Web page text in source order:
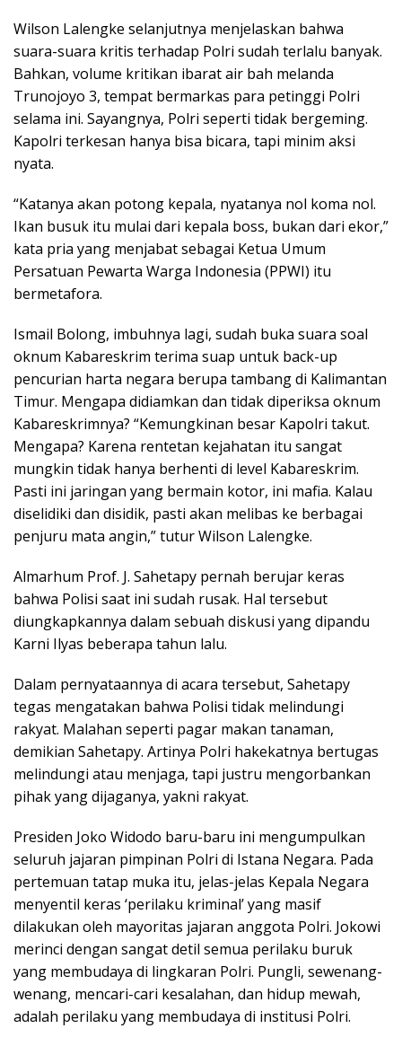
Wilson Lalengke selanjutnya menjelaskan bahwa
suara-suara kritis terhadap Polri sudah terlalu banyak.
Bahkan, volume kritikan ibarat air bah melanda
Trunojoyo 3, tempat bermarkas para petinggi Polri
selama ini. Sayangnya, Polri seperti tidak bergeming.
Kapolri terkesan hanya bisa bicara, tapi minim aksi
nyata.
“Katanya akan potong kepala, nyatanya nol koma nol.
Ikan busuk itu mulai dari kepala boss, bukan dari ekor,”
kata pria yang menjabat sebagai Ketua Umum
Persatuan Pewarta Warga Indonesia (PPWI) itu
bermetafora.
Ismail Bolong, imbuhnya lagi, sudah buka suara soal
oknum Kabareskrim terima suap untuk back-up
pencurian harta negara berupa tambang di Kalimantan
Timur. Mengapa didiamkan dan tidak diperiksa oknum
Kabareskrimnya? “Kemungkinan besar Kapolri takut.
Mengapa? Karena rentetan kejahatan itu sangat
mungkin tidak hanya berhenti di level Kabareskrim.
Pasti ini jaringan yang bermain kotor, ini mafia. Kalau
diselidiki dan disidik, pasti akan melibas ke berbagai
penjuru mata angin,” tutur Wilson Lalengke.
Almarhum Prof. J. Sahetapy pernah berujar keras
bahwa Polisi saat ini sudah rusak. Hal tersebut
diungkapkannya dalam sebuah diskusi yang dipandu
Karni Ilyas beberapa tahun lalu.
Dalam pernyataannya di acara tersebut, Sahetapy
tegas mengatakan bahwa Polisi tidak melindungi
rakyat. Malahan seperti pagar makan tanaman,
demikian Sahetapy. Artinya Polri hakekatnya bertugas
melindungi atau menjaga, tapi justru mengorbankan
pihak yang dijaganya, yakni rakyat.
Presiden Joko Widodo baru-baru ini mengumpulkan
seluruh jajaran pimpinan Polri di Istana Negara. Pada
pertemuan tatap muka itu, jelas-jelas Kepala Negara
menyentil keras ‘perilaku kriminal’ yang masif
dilakukan oleh mayoritas jajaran anggota Polri. Jokowi
merinci dengan sangat detil semua perilaku buruk
yang membudaya di lingkaran Polri. Pungli, sewenang-
wenang, mencari-cari kesalahan, dan hidup mewah,
adalah perilaku yang membudaya di institusi Polri.